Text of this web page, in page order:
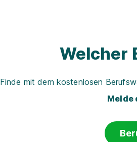
Welcher
Finde mit dem kostenlosen
Melde